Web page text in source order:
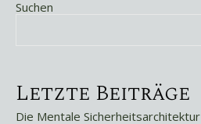
Suchen
Letzte Beiträge
Die Mentale Sicherheitsarchitektur